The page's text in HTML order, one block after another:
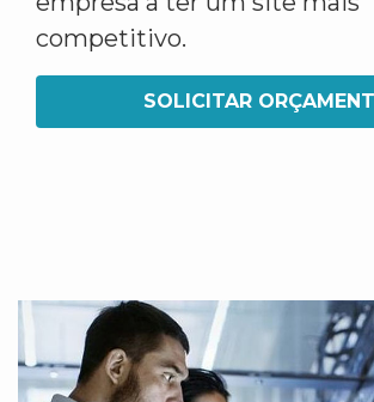
competitivo.
SOLICITAR